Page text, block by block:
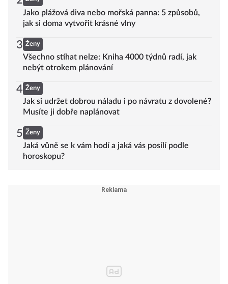
Jako plážová diva nebo mořská panna: 5 způsobů,
jak si doma vytvořit krásné vlny
3 Ženy
Všechno stíhat nelze: Kniha 4000 týdnů radí, jak
nebýt otrokem plánování
4 Ženy
Jak si udržet dobrou náladu i po návratu z dovolené?
Musíte ji dobře naplánovat
5 Ženy
Jaká vůně se k vám hodí a jaká vás posílí podle
horoskopu?